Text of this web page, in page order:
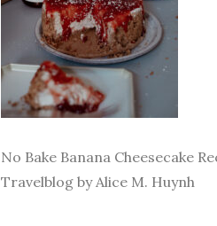
No Bake Banana Cheesecake
Travelblog by Alice M. Huynh